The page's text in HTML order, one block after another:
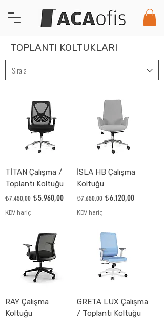
TOPLANTI KOLTUKLARI
TİTAN Çalışma /
Toplantı Koltuğu
Normal Fiyat
₺7.450,00 İndirimli Fiyat
₺5.960,00
KDV hariç
İSLA HB Çalışma
Koltuğu
Normal Fiyat
₺7.650,00 İndirimli Fiyat
₺6.120,00
KDV hariç
RAY Çalışma
Koltuğu
GRETA LUX Çalışma
/ Toplantı Koltuğu